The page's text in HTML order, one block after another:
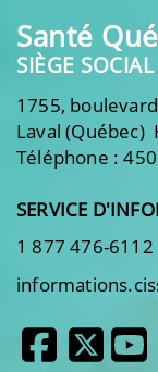
Santé
SIÈGE SOCIAL
1755,
Laval (Québec)
Téléphone :
SERVICE
1 877 476-